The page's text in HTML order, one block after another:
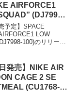
AIRFORCE1
(DJ7998-
予定】SPACE
LOW
100)のリリース
発売】NIKE AIR
CAGE 2 SE
(CU1768-